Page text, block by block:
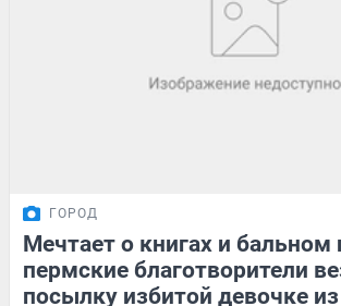
ГОРОД
Мечтает о книгах и бальном
пермские благотворители
посылку избитой девочке из